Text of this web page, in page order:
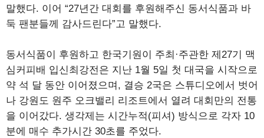
말했다. 이어 “27년간 대회를 후원해주신 동서식품과 바
둑 팬분들께 감사드린다”고 말했다.
동서식품이 후원하고 한국기원이 주최·주관한 제27기 맥
심커피배 입신최강전은 지난 1월 5일 첫 대국을 시작으로
약 석 달 동안 이어졌으며, 결승 2국은 스튜디오에서 벗어
나 강원도 원주 오크밸리 리조트에서 열려 대회만의 전통
을 이어갔다. 생각제는 시간누적(피셔) 방식으로 각자 10
분에 매수 추가시간 30초를 주었다.